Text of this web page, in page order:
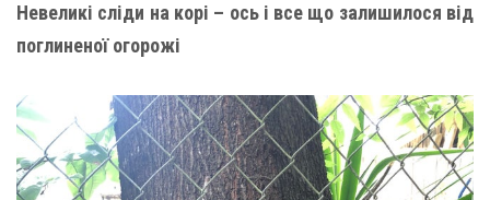
Невеликі сліди на корі – ось і все що залишилося від
поглиненої огорожі